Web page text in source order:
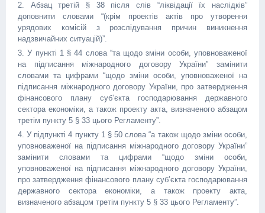
2. Абзац третій § 38 після слів “ліквідації їх наслідків”
доповнити словами “(крім проектів актів про утворення
урядових комісій з розслідування причин виникнення
надзвичайних ситуацій)”.
3. У пункті 1 § 44 слова “та щодо зміни особи, уповноваженої
на підписання міжнародного договору України” замінити
словами та цифрами “щодо зміни особи, уповноваженої на
підписання міжнародного договору України, про затвердження
фінансового плану суб’єкта господарювання державного
сектора економіки, а також проекту акта, визначеного абзацом
третім пункту 5 § 33 цього Регламенту”.
4. У підпункті 4 пункту 1 § 50 слова “а також щодо зміни особи,
уповноваженої на підписання міжнародного договору України”
замінити словами та цифрами “щодо зміни особи,
уповноваженої на підписання міжнародного договору України,
про затвердження фінансового плану суб’єкта господарювання
державного сектора економіки, а також проекту акта,
визначеного абзацом третім пункту 5 § 33 цього Регламенту”.